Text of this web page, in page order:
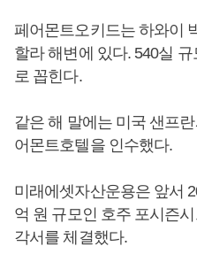
페어몬트오키드는 하와이
할라 해변에 있다. 540실
로 꼽힌다.
같은 해 말에는 미국 샌프
어몬트호텔을 인수했다.
미래에셋자산운용은 앞서
억 원 규모인 호주 포시즌
각서를 체결했다.